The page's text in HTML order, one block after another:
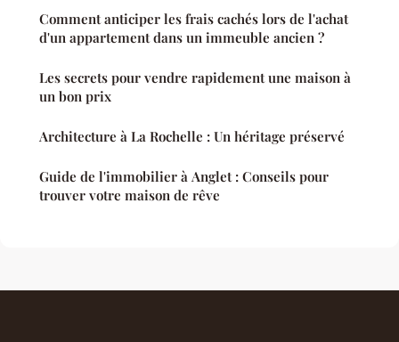
Comment anticiper les frais cachés lors de l'achat
d'un appartement dans un immeuble ancien ?
Les secrets pour vendre rapidement une maison à
un bon prix
Architecture à La Rochelle : Un héritage préservé
Guide de l'immobilier à Anglet : Conseils pour
trouver votre maison de rêve